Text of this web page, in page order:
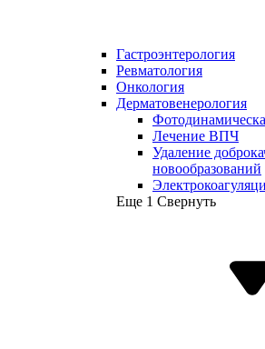
Гастроэнтерология
Ревматология
Онкология
Дерматовенерология
Лечение ВПЧ
Удаление
новообразований
Еще 1 Свернуть